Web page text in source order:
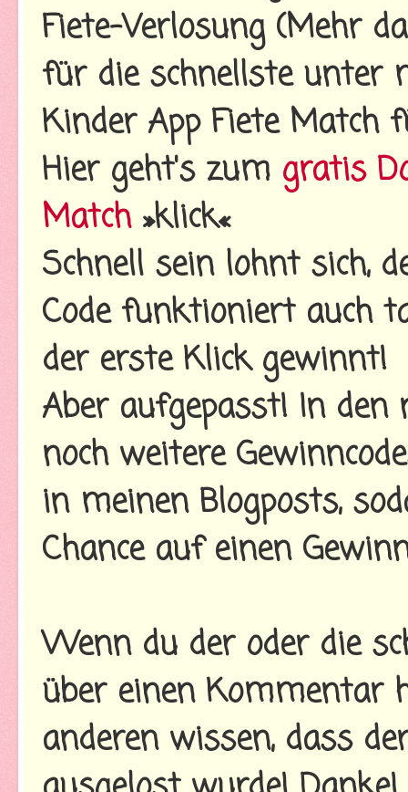
Fiete-Verlosung (Mehr
für die schnellste unter
Kinder App Fiete Match
Hier geht's zum gratis
Match»klick«
Schnell sein lohnt sich,
Code funktioniert auch
der erste Klick gewinnt!
Aber aufgepasst! In den
noch weitere
in meinen Blogposts,
Chance auf einen
Wenn du der oder die
über einen Kommentar
anderen wissen, dass